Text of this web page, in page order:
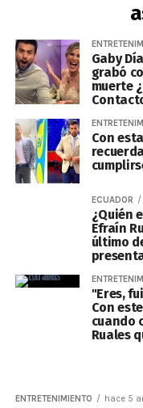
Gaby
grabó
muerte
Con
ECUADOR
¿Quién
Efraín
último
"Eres,
Con
cuando
Ruales
ENTRETENIMIENTO hace 5